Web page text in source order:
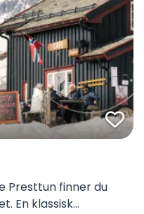
Presttun finner du
En klassisk…